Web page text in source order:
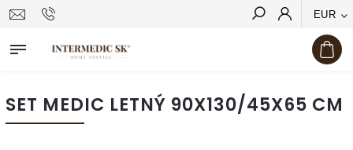
EUR
Hľadať
SET MEDIC LETNÝ 90X130/45X65 CM